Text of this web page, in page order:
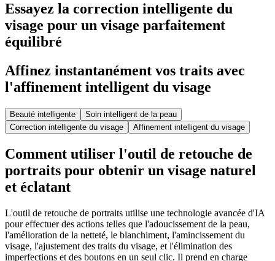
Essayez la correction intelligente du
visage pour un visage parfaitement
équilibré
Affinez instantanément vos traits avec
l'affinement intelligent du visage
Beauté intelligente
Soin intelligent de la peau
Correction intelligente du visage
Affinement intelligent du visage
Comment utiliser l'outil de retouche de
portraits pour obtenir un visage naturel
et éclatant
L'outil de retouche de portraits utilise une technologie avancée d'IA
pour effectuer des actions telles que l'adoucissement de la peau,
l'amélioration de la netteté, le blanchiment, l'amincissement du
visage, l'ajustement des traits du visage, et l'élimination des
imperfections et des boutons en un seul clic. Il prend en charge